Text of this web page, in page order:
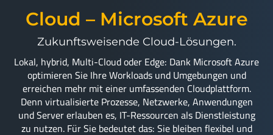
Cloud – Microsoft Azure
Zukunftsweisende Cloud-Lösungen.
Lokal, hybrid, Multi-Cloud oder Edge: Dank Microsoft Azure
optimieren Sie Ihre Workloads und Umgebungen und
erreichen mehr mit einer umfassenden Cloudplattform.
Denn virtualisierte Prozesse, Netzwerke, Anwendungen
und Server erlauben es, IT-Ressourcen als Dienstleistung
zu nutzen. Für Sie bedeutet das: Sie bleiben flexibel und